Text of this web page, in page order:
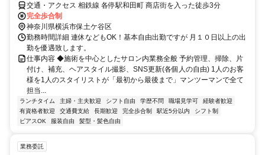
交通・アクセス 相鉄線 各停駅和田町 商店街を入った徒歩3分
完全歩合制
神奈川県横浜市保土ケ谷区
勤務時間詳細 連休などもOK！基本自由出勤ですが 月１０日以上の出
勤を優遇致します。
仕事内容 ◆施術を中心としたサロン内業務全般 予約管理、掃除、片
付け、補充、ヘアスタイル撮影、SNS更新(各個人の自由) 1人のお客
様を1人のスタイリストが「最初から最後まで」マンツーマンで全て
担当...
ランチタイム 主婦・主夫歓迎 シフト自由 学歴不問 職場見学可
経験者歓迎
有資格者歓迎
交通費支給 長期歓迎 完全歩合制 駅近5分以内
シフト制
ピアスOK
服装自由 髪型・髪色自由
業務委託